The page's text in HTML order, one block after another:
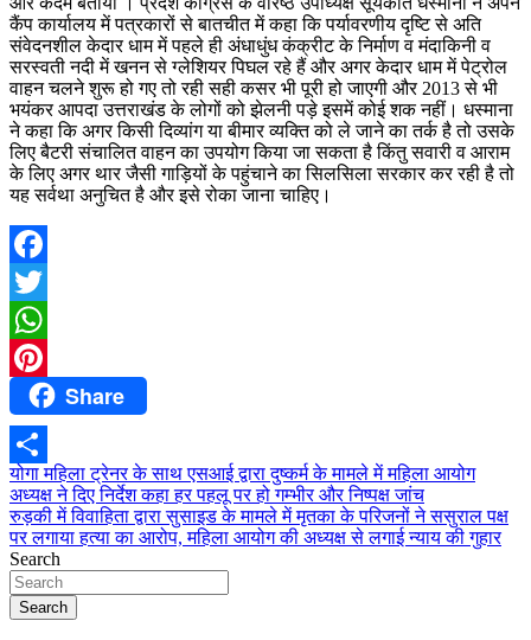
कैंप कार्यालय में पत्रकारों से बातचीत में कहा कि पर्यावरणीय दृष्टि से अति
संवेदनशील केदार धाम में पहले ही अंधाधुंध कंक्रीट के निर्माण व मंदाकिनी व
सरस्वती नदी में खनन से ग्लेशियर पिघल रहे हैं और अगर केदार धाम में पेट्रोल
वाहन चलने शुरू हो गए तो रही सही कसर भी पूरी हो जाएगी और 2013 से भी
भयंकर आपदा उत्तराखंड के लोगों को झेलनी पड़े इसमें कोई शक नहीं। धस्माना
ने कहा कि अगर किसी दिव्यांग या बीमार व्यक्ति को ले जाने का तर्क है तो उसके
लिए बैटरी संचालित वाहन का उपयोग किया जा सकता है किंतु सवारी व आराम
के लिए अगर थार जैसी गाड़ियों के पहुंचाने का सिलसिला सरकार कर रही है तो
यह सर्वथा अनुचित है और इसे रोका जाना चाहिए।
Facebook
Twitter
WhatsApp
PinterestShare
Share
Post
navigation
योगा महिला ट्रेनर के साथ एसआई द्वारा दुष्कर्म के मामले में महिला आयोग
अध्यक्ष ने दिए निर्देश कहा हर पहलू पर हो गम्भीर और निष्पक्ष जांच
रुड़की में विवाहिता द्वारा सुसाइड के मामले में मृतका के परिजनों ने ससुराल पक्ष
पर लगाया हत्या का आरोप, महिला आयोग की अध्यक्ष से लगाई न्याय की गुहार
Search
Search